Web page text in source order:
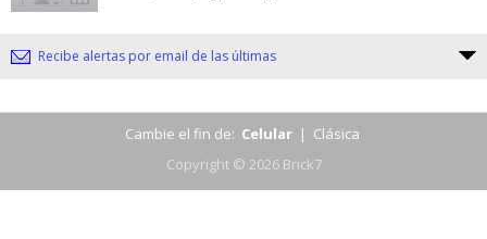
Recibe alertas por email de las últimas
Cambie el fin de: Celular | Clásica
Copyright © 2026 Brick7